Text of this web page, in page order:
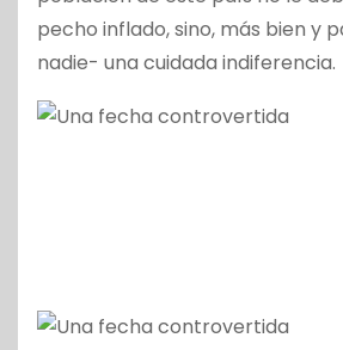
pecho inflado, sino, más bien y
nadie- una cuidada indiferencia.